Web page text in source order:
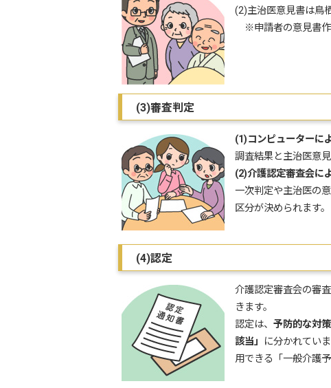
(2)主治医意見書は鳥
※申請者の意見書作
(3)審査判定
(1)コンピューターに
調査結果と主治医意
(2)介護認定審査会に
一次判定や主治医の
区分が決められます。
(4)認定
介護認定審査会の審
きます。
認定は、 予防的な対
該当」
に分かれてい
用できる「一般介護